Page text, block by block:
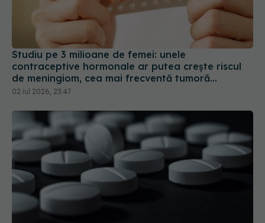
Studiu pe 3 milioane de femei: unele
contraceptive hormonale ar putea crește riscul
de meningiom, cea mai frecventă tumoră
cerebrală
02 iul 2026, 23:47
Aspirina zilnică, sub semnul întrebării. Risc crescut
de deces prin cancer